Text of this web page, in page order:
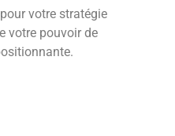
votre stratégie
votre pouvoir de